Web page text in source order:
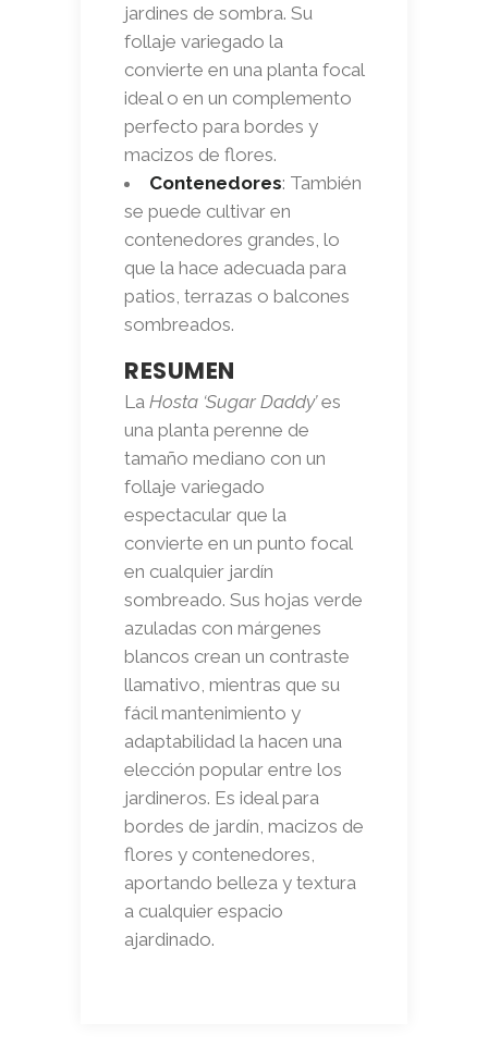
jardines de sombra. Su
follaje variegado la
convierte en una planta focal
ideal o en un complemento
perfecto para bordes y
macizos de flores.
Contenedores: También
se puede cultivar en
contenedores grandes, lo
que la hace adecuada para
patios, terrazas o balcones
sombreados.
RESUMEN
La Hosta ‘Sugar Daddy’es
una planta perenne de
tamaño mediano con un
follaje variegado
espectacular que la
convierte en un punto focal
en cualquier jardín
sombreado. Sus hojas verde
azuladas con márgenes
blancos crean un contraste
llamativo, mientras que su
fácil mantenimiento y
adaptabilidad la hacen una
elección popular entre los
jardineros. Es ideal para
bordes de jardín, macizos de
flores y contenedores,
aportando belleza y textura
a cualquier espacio
ajardinado.